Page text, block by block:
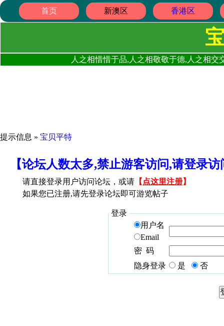
首页 新澳区 香港区
人之相惜惜于品,人之相敬敬于德,人之相
提示信息 » 宝贝平特
【论坛人数太多,禁止游客访问,请登录
请直接登录用户访问论坛，或请 【 点这里注册】
如果您已注册,请先登录论坛即可游览帖子
登录
用户名
Email
密 码
隐身登录
是 否